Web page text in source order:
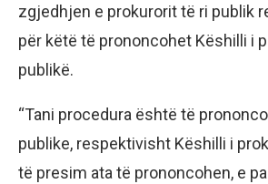
zgjedhjen e prokurorit të ri publik
për këtë të prononcohet Këshilli i
publikë.
“Tani procedura është të
publike, respektivisht Këshilli i
të presim ata të prononcohen, e